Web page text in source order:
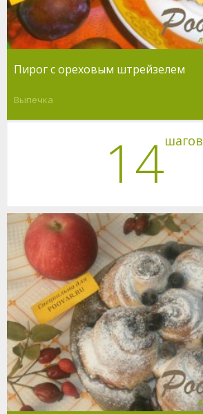
Пирог с ореховым штрейзелем
Выпечка
14шагов